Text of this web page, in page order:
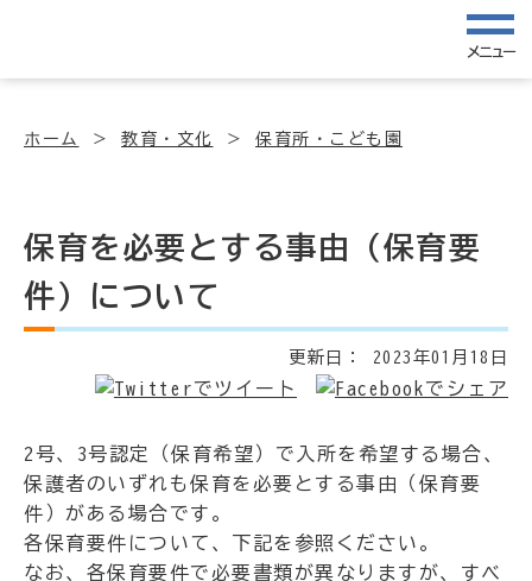
メニュー
ホーム 教育・文化 保育所・こども園
保育を必要とする事由（保育要
件）について
更新日： 2023年01月18日
2号、3号認定（保育希望）で入所を希望する場合、
保護者のいずれも保育を必要とする事由（保育要
件）がある場合です。
各保育要件について、下記を参照ください。
なお、各保育要件で必要書類が異なりますが、すべ